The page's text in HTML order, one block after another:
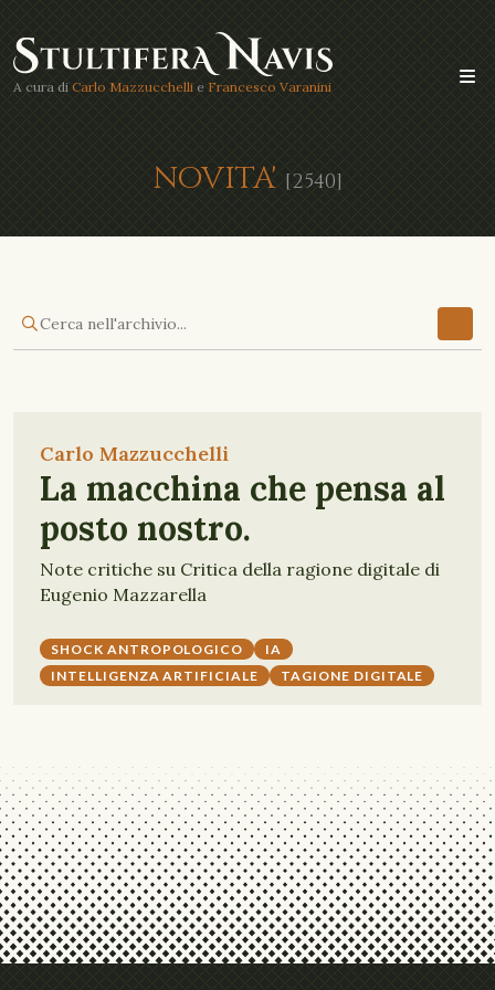
A cura di Carlo Mazzucchelli e Francesco Varanini
NOVITA' [2540]
Carlo Mazzucchelli
La macchina che pensa al
posto nostro.
Note critiche su Critica della ragione digitale di
Eugenio Mazzarella
SHOCK ANTROPOLOGICO
IA
INTELLIGENZA ARTIFICIALE
TAGIONE DIGITALE